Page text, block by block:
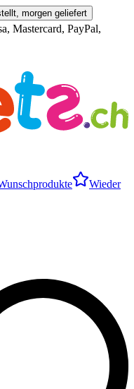
morgen geliefert
Mastercard, PayPal,
Wieder